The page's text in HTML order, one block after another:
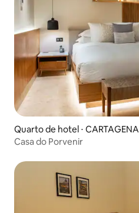
Quarto de hotel ⋅ CARTAGENA
Casa do Porvenir